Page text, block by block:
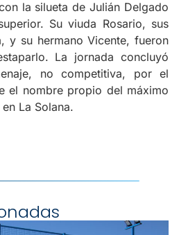
la silueta de Julián Delgado
Su viuda Rosario, sus
y su hermano Vicente, fueron
La jornada concluyó
no competitiva, por el
el nombre propio del máximo
La Solana.